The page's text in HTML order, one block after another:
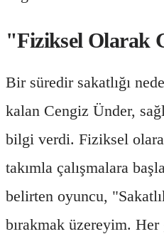
"Fiziksel Olarak
Bir süredir sakatlığı
kalan Cengiz Ünder,
bilgi verdi. Fiziksel
takımla çalışmalara
belirten oyuncu,
bırakmak üzereyim. Her